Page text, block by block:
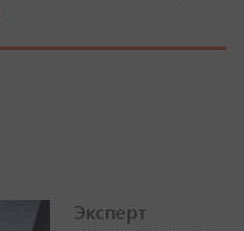
Эксперт